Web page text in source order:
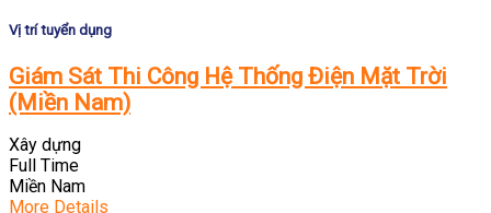
Vị trí tuyển dụng
Giám Sát Thi Công Hệ Thống Điện Mặt Trời
(Miền Nam)
Xây dựng
Full Time
Miền Nam
More Details